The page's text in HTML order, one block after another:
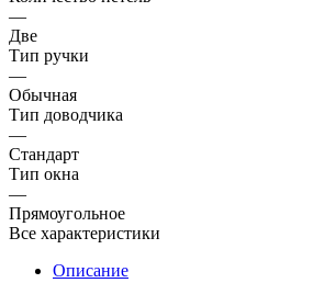
—
Две
Тип ручки
—
Обычная
Тип доводчика
—
Стандарт
Тип окна
—
Прямоугольное
Все характеристики
Описание